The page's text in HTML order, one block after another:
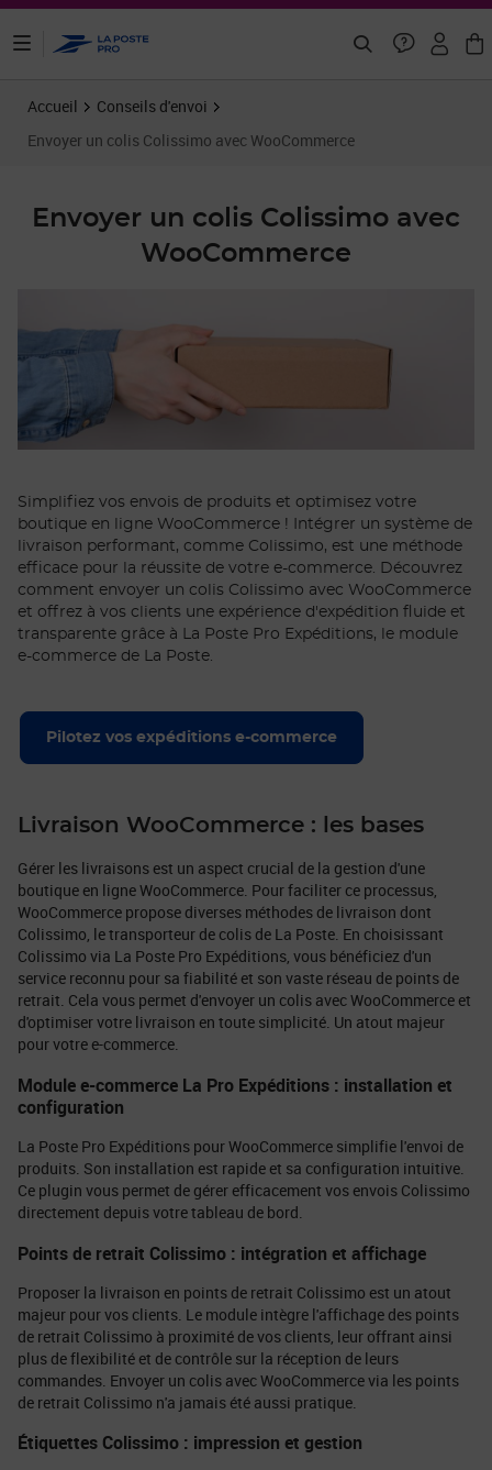
Accueil
Conseils d'envoi
Envoyer un colis Colissimo avec WooCommerce
Envoyer un colis Colissimo avec
WooCommerce
Simplifiez vos envois de produits et optimisez votre
boutique en ligne WooCommerce ! Intégrer un système de
livraison performant, comme Colissimo, est une méthode
efficace pour la réussite de votre e-commerce. Découvrez
comment envoyer un colis Colissimo avec WooCommerce
et offrez à vos clients une expérience d'expédition fluide et
transparente grâce à La Poste Pro Expéditions, le module
e-commerce de La Poste.
Pilotez vos expéditions e-commerce
Livraison WooCommerce : les bases
Gérer les livraisons est un aspect crucial de la gestion d'une
boutique en ligne WooCommerce. Pour faciliter ce processus,
WooCommerce propose diverses méthodes de livraison dont
Colissimo, le transporteur de colis de La Poste. En choisissant
Colissimo via La Poste Pro Expéditions, vous bénéficiez d'un
service reconnu pour sa fiabilité et son vaste réseau de points de
retrait. Cela vous permet d'envoyer un colis avec WooCommerce et
d'optimiser votre livraison en toute simplicité. Un atout majeur
pour votre e-commerce.
Module e-commerce La Pro Expéditions : installation et
configuration
La Poste Pro Expéditions pour WooCommerce simplifie l'envoi de
produits. Son installation est rapide et sa configuration intuitive.
Ce plugin vous permet de gérer efficacement vos envois Colissimo
directement depuis votre tableau de bord.
Points de retrait Colissimo : intégration et affichage
Proposer la livraison en points de retrait Colissimo est un atout
majeur pour vos clients. Le module intègre l'affichage des points
de retrait Colissimo à proximité de vos clients, leur offrant ainsi
plus de flexibilité et de contrôle sur la réception de leurs
commandes. Envoyer un colis avec WooCommerce via les points
de retrait Colissimo n'a jamais été aussi pratique.
Étiquettes Colissimo : impression et gestion